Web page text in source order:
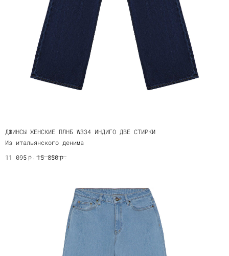
ДЖИНСЫ ЖЕНСКИЕ ПЛНБ W334 ИНДИГО ДВЕ СТИРКИ
Из итальянского денима
11 095 р. 15 850р.